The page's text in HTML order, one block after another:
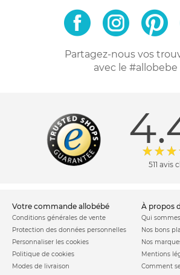
Partagez-nous vos
avec le #allobebe
511 avis
votre commande allobébé
Conditions générales de vente
Protection des données personnelles
Personnaliser les cookies
Politique de cookies
Modes de livraison
à
Qui
Nos bons
Nos
Mentions
Comment